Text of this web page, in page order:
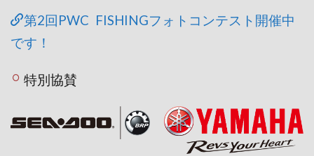
第2回PWC FISHINGフォトコンテスト開催中
です！
特別協賛